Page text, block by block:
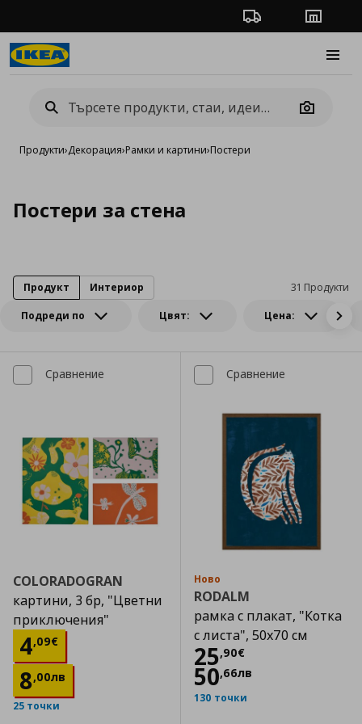
Проследяване на
Camera
Продукти›Декорация›Рамки и картини›Постери
Постери за стена
Подреди по Цвят: Цена:
31 Продукти
Продукт Интериор
Сравнение
COLORADOGRAN
картини, 3 бр, "Цветни
приключения"
4,09€
Цена
8,00лв
25 точки
Сравнение
Ново
RODALM
рамка с плакат, "Котка
с листа", 50x70 см
25,90€
Цена
50,66лв
130 точки